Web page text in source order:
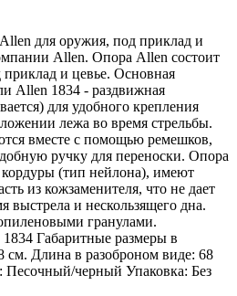
для оружия, под приклад и
Allen. Опора Allen состоит
приклад и цевье. Основная
Allen 1834 - раздвижная
для удобного крепления
лежа во время стрельбы.
вместе с помощью ремешков,
ручку для переноски. Опора
кордуры (тип нейлона), имеют
из кожзаменителя, что не дает
выстрела и нескользящего дна.
гранулами.
Габаритные размеры в
см. Длина в разоброном виде: 68
Песочный/черный Упаковка: Без